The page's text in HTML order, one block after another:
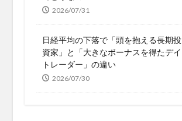
2026/07/31
日経平均の下落で「頭を抱える長期投
資家」と「大きなボーナスを得たデイ
トレーダー」の違い
2026/07/30